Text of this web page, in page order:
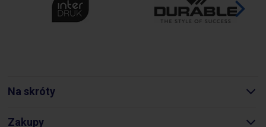
Na skróty
Zakupy